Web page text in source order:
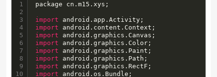
1
2
3
4
5
6
7
8
9
10
package cn.m15.xys;
import
import
import
import
import
import
import
import